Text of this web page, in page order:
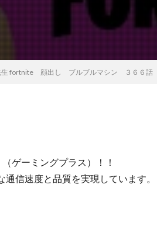
生 fortnite 顔出し ブルブルマシン ３６６話
ゲーミングプラス）！！
信速度と品質を実現しています。